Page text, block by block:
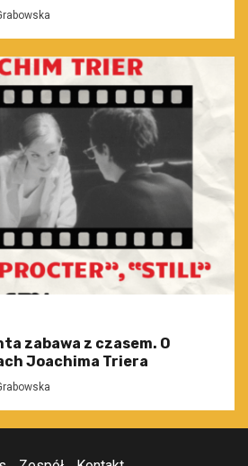
zabawa z czasem. O
Joachima Triera